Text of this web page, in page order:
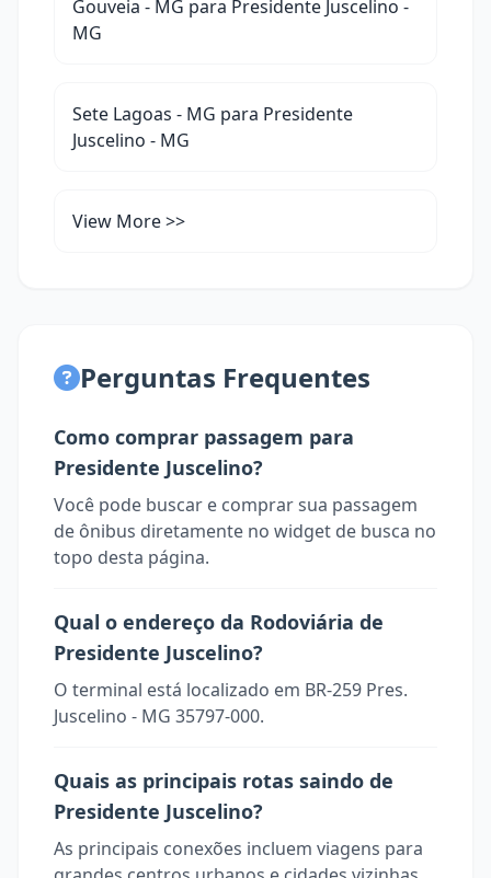
Gouveia - MG para Presidente Juscelino -
MG
Sete Lagoas - MG para Presidente
Juscelino - MG
View More >>
Perguntas Frequentes
Como comprar passagem para
Presidente Juscelino?
Você pode buscar e comprar sua passagem
de ônibus diretamente no widget de busca no
topo desta página.
Qual o endereço da Rodoviária de
Presidente Juscelino?
O terminal está localizado em BR-259 Pres.
Juscelino - MG 35797-000.
Quais as principais rotas saindo de
Presidente Juscelino?
As principais conexões incluem viagens para